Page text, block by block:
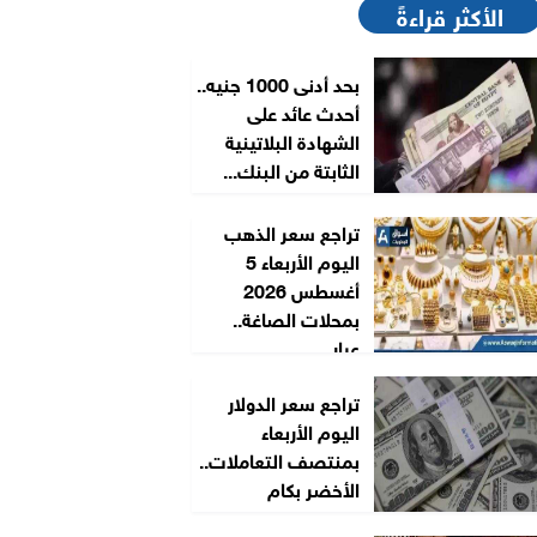
الأكثر قراءةً
بحد أدنى 1000 جنيه..
أحدث عائد على
الشهادة البلاتينية
الثابتة من البنك...
تراجع سعر الذهب
اليوم الأربعاء 5
أغسطس 2026
بمحلات الصاغة..
عيار...
تراجع سعر الدولار
اليوم الأربعاء
بمنتصف التعاملات..
الأخضر بكام